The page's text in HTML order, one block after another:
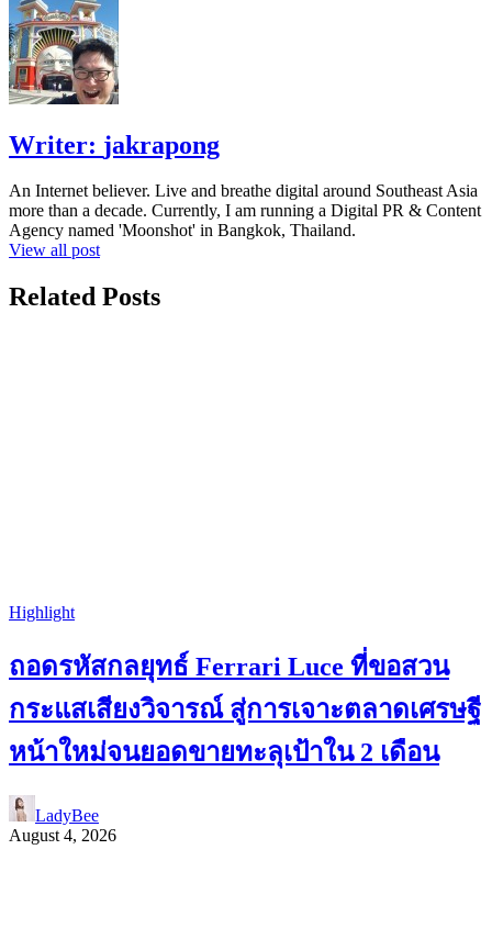
Writer: jakrapong
An Internet believer. Live and breathe digital around Southeast Asia
more than a decade. Currently, I am running a Digital PR & Content
Agency named 'Moonshot' in Bangkok, Thailand.
View all post
Related Posts
Highlight
ถอดรหัสกลยุทธ์ Ferrari Luce ที่ขอสวน
กระแสเสียงวิจารณ์ สู่การเจาะตลาดเศรษฐี
หน้าใหม่จนยอดขายทะลุเป้าใน 2 เดือน
LadyBee
August 4, 2026